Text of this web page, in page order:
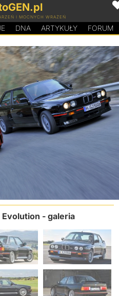
I MOCNYCH WRAŻEŃ
DNA ARTYKUŁY FORUM
Evolution - galeria